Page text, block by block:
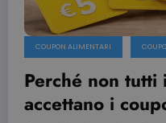
COUPON ALIMENTARI
Perché non tutti
accettano i